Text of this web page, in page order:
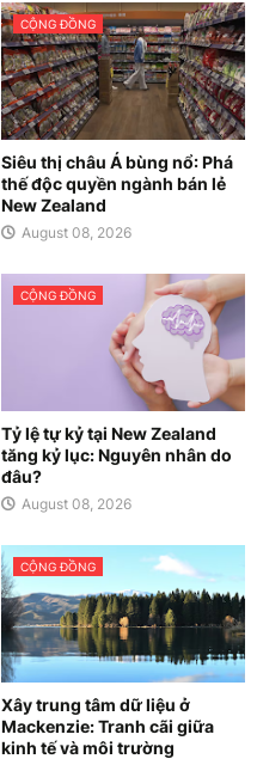
CỘNG ĐỒNG
Siêu thị châu Á bùng nổ: Phá
thế độc quyền ngành bán lẻ
New Zealand
August 08, 2026
CỘNG ĐỒNG
Tỷ lệ tự kỷ tại New Zealand
tăng kỷ lục: Nguyên nhân do
đâu?
August 08, 2026
CỘNG ĐỒNG
Xây trung tâm dữ liệu ở
Mackenzie: Tranh cãi giữa
kinh tế và môi trường